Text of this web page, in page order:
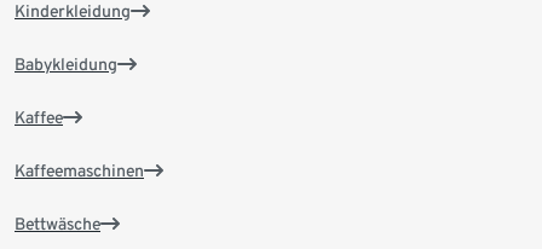
Kinderkleidung
Babykleidung
Kaffee
Kaffeemaschinen
Bettwäsche